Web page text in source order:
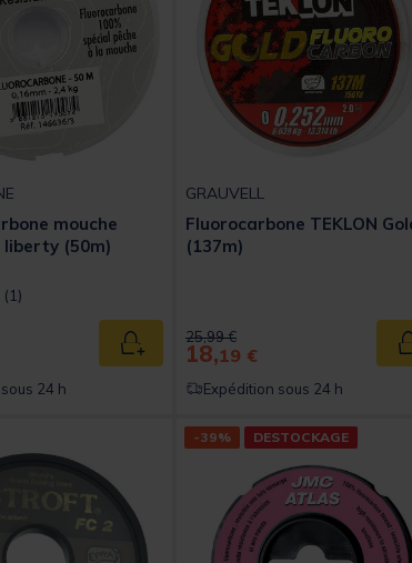
mouche
(50m)
out of 5 Customer Rating
(1)
Ajouter au panier
24 h
GRAUVELL
Fluorocarbone TEKLON
(137m)
Price reduced from
25,99 €to
18,19 €
Expédition sous 24 h
-39% DESTOCKAGE